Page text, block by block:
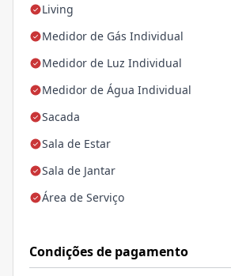
Living
Medidor de Gás Individual
Medidor de Luz Individual
Medidor de Água Individual
Sacada
Sala de Estar
Sala de Jantar
Área de Serviço
Condições de pagamento